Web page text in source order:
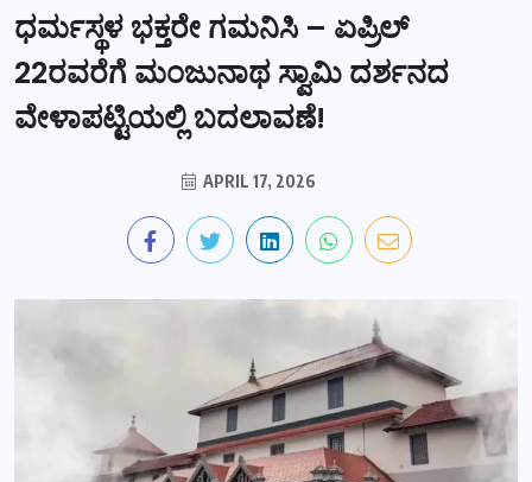
ಧರ್ಮಸ್ಥಳ ಭಕ್ತರೇ ಗಮನಿಸಿ – ಏಪ್ರಿಲ್
22ರವರೆಗೆ ಮಂಜುನಾಥ ಸ್ವಾಮಿ ದರ್ಶನದ
ವೇಳಾಪಟ್ಟಿಯಲ್ಲಿ ಬದಲಾವಣೆ!
APRIL 17, 2026